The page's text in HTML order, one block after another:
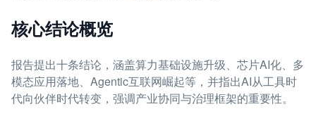
核心结论概览
报告提出十条结论，涵盖算力基础设施升级、芯片AI化、多
模态应用落地、Agentic互联网崛起等，并指出AI从工具时
代向伙伴时代转变，强调产业协同与治理框架的重要性。